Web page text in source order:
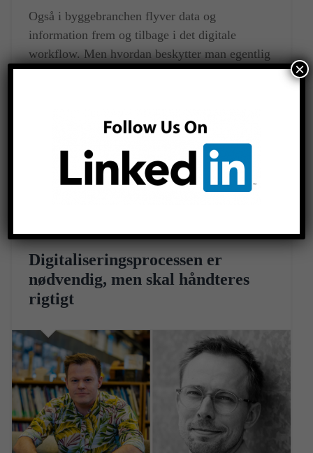
Også i byggebranchen flyver data og
information frem og tilbage i det digitale
workflow. Men hvordan beskytter man egentlig
sine data og sine immaterielle værdier. I den
Digitaliseringsprocessen er
nødvendig, men skal håndteres
rigtigt
×